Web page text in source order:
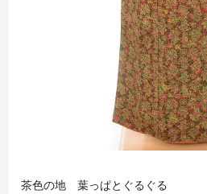
茶色の地 葉っぱとぐるぐる